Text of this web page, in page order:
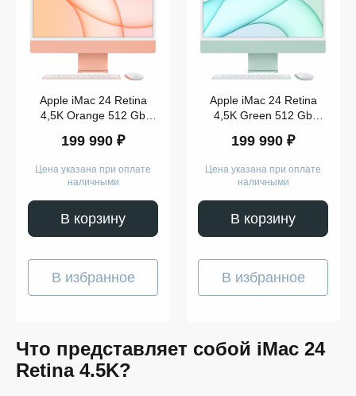
Apple iMac 24 Retina
4,5K Orange 512 Gb
199 990 ₽
Цена указана при оплате
наличными
В корзину
В избранное
Apple iMac 24 Retina
4,5K Green 512 Gb
199 990 ₽
Цена указана при оплате
наличными
В корзину
В избранное
Что представляет собой iMac 24
Retina 4.5K?